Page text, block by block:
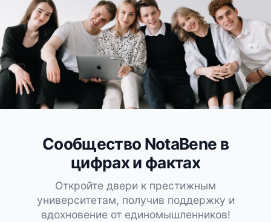
Сообщество NotaBene в
цифрах и фактах
Откройте двери к престижным
университетам, получив поддержку и
вдохновение от единомышленников!